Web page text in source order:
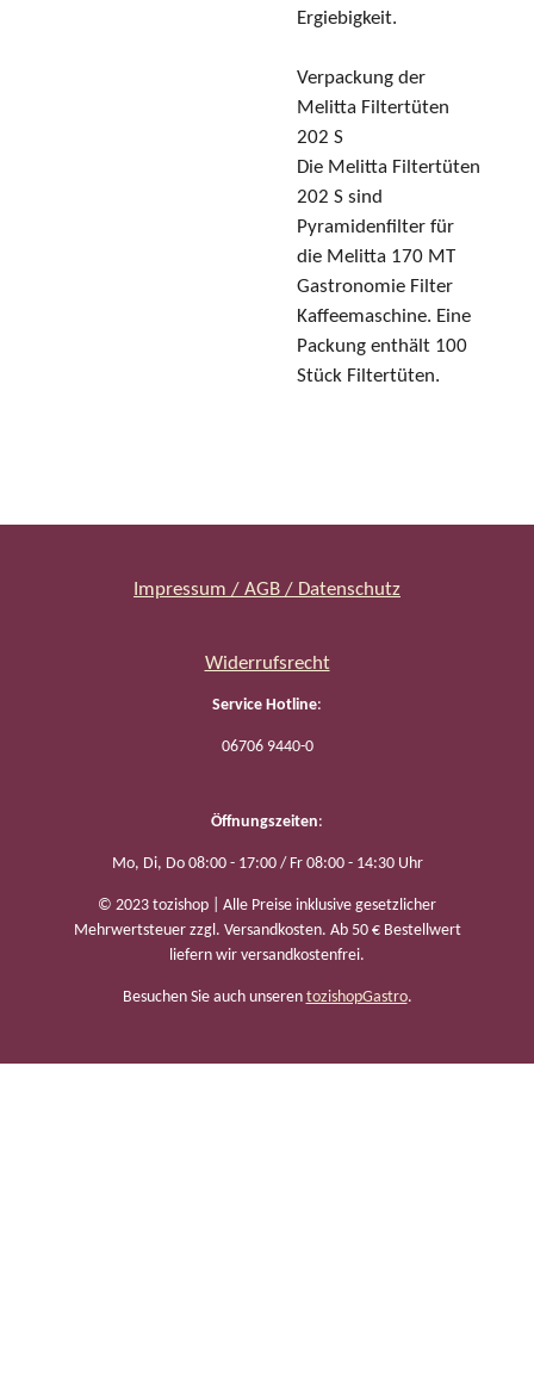
Ergiebigkeit.
Verpackung der
Melitta Filtertüten
202 S
Die Melitta Filtertüten
202 S sind
Pyramidenfilter für
die Melitta 170 MT
Gastronomie Filter
Kaffeemaschine. Eine
Packung enthält 100
Stück Filtertüten.
Impressum / AGB / Datenschutz
Widerrufsrecht
Service Hotline:
06706 9440-0
Öffnungszeiten:
Mo, Di, Do 08:00 - 17:00 / Fr 08:00 - 14:30 Uhr
© 2023 tozishop | Alle Preise inklusive gesetzlicher
Mehrwertsteuer zzgl. Versandkosten. Ab 50 € Bestellwert
liefern wir versandkostenfrei.
Besuchen Sie auch unseren tozishopGastro.